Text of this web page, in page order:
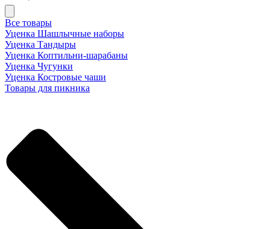
Все товары
Уценка Шашлычные наборы
Уценка Тандыры
Уценка Коптильни-шарабаны
Уценка Чугунки
Уценка Костровые чаши
Товары для пикника